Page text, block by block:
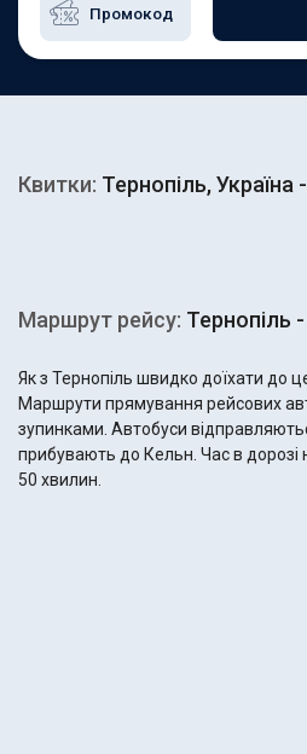
Квитки: Тернопіль,
Маршрут рейсу: Тернопіль
Як з Тернопіль швидко доїхати до
Маршрути прямування рейсових
зупинками. Автобуси
прибувають до Кельн. Час в дорозі
50 хвилин.